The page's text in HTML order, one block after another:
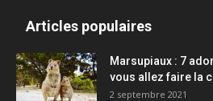
Articles populaires
Marsupiaux : 7
vous allez faire la
2 septembre 2021